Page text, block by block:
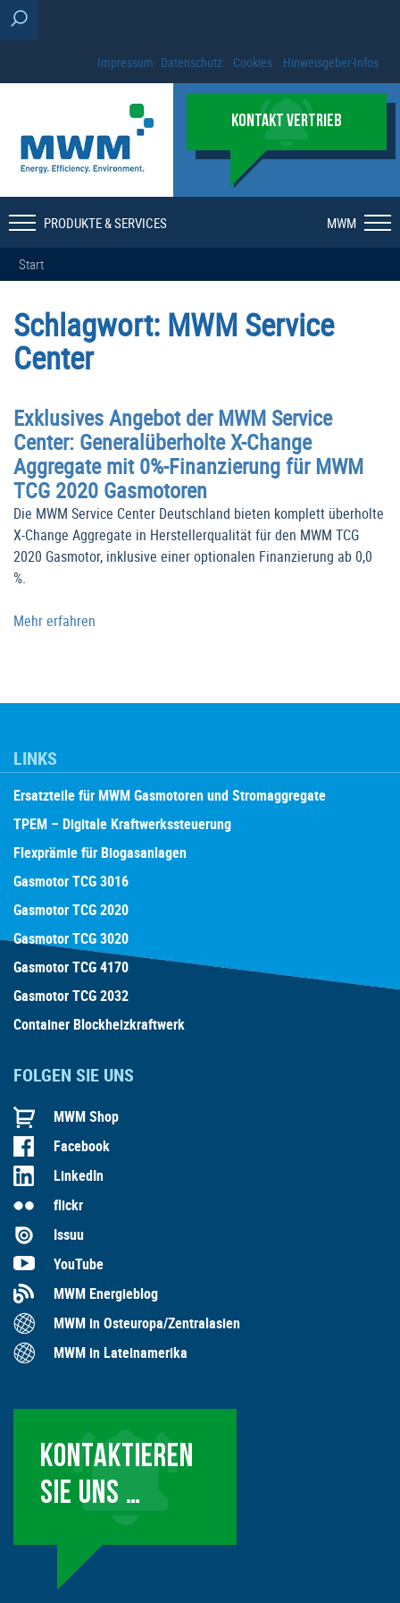
Impressum Datenschutz Cookies Hinweisgeber-Infos
KONTAKT VERTRIEB
PRODUKTE & SERVICES MWM
Start
Schlagwort: MWM Service
Center
Exklusives Angebot der MWM Service
Center: Generalüberholte X-Change
Aggregate mit 0%-Finanzierung für MWM
TCG 2020 Gasmotoren
Die MWM Service Center Deutschland bieten komplett überholte
X-Change Aggregate in Herstellerqualität für den MWM TCG
2020 Gasmotor, inklusive einer optionalen Finanzierung ab 0,0
%.
Mehr erfahren
LINKS
Ersatzteile für MWM Gasmotoren und Stromaggregate
TPEM – Digitale Kraftwerkssteuerung
Flexprämie für Biogasanlagen
Gasmotor TCG 3016
Gasmotor TCG 2020
Gasmotor TCG 3020
Gasmotor TCG 4170
Gasmotor TCG 2032
Container Blockheizkraftwerk
FOLGEN SIE UNS
MWM Shop
Facebook
LinkedIn
flickr
Issuu
YouTube
MWM Energieblog
MWM in Osteuropa/Zentralasien
MWM in Lateinamerika
KONTAKTIEREN
SIE UNS …